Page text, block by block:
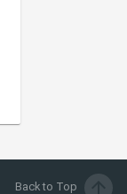
Back to Top